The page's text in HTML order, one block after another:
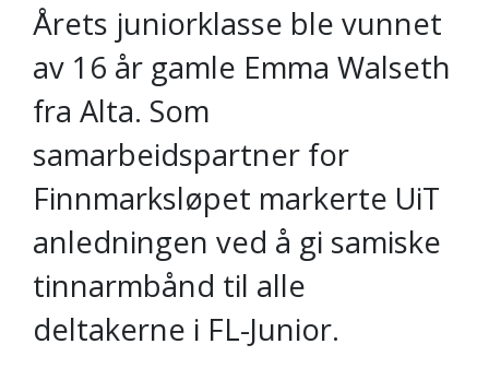
Årets juniorklasse ble vunnet
av 16 år gamle Emma Walseth
fra Alta. Som
samarbeidspartner for
Finnmarksløpet markerte UiT
anledningen ved å gi samiske
tinnarmbånd til alle
deltakerne i FL-Junior.